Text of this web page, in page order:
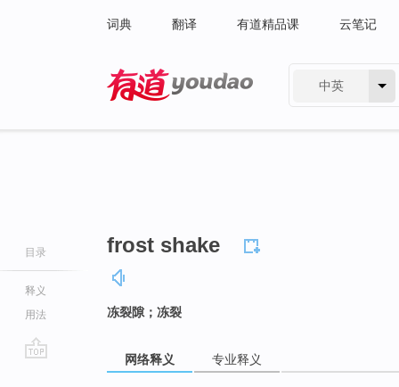
词典 翻译 有道精品课 云笔记
中英
目录
释义
用法
frost shake
冻裂隙；冻裂
网络释义 专业释义